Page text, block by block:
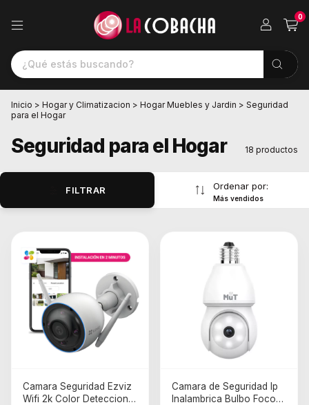
0
Inicio > Hogar y Climatizacion > Hogar Muebles y Jardin > Seguridad
para el Hogar
Seguridad para el Hogar 18 productos
FILTRAR Ordenar por:
Más vendidos
Camara Seguridad Ezviz
Wifi 2k Color Deteccion
Camara de Seguridad Ip
Inalambrica Bulbo Foco